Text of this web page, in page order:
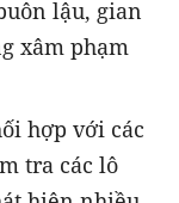
lậu, gian
xâm phạm
hợp với các
tra các lô